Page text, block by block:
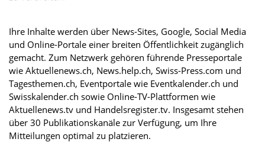
Ihre Inhalte werden über News-Sites, Google, Social Media
und Online-Portale einer breiten Öffentlichkeit zugänglich
gemacht. Zum Netzwerk gehören führende Presseportale
wie Aktuellenews.ch, News.help.ch, Swiss-Press.com und
Tagesthemen.ch, Eventportale wie Eventkalender.ch und
Swisskalender.ch sowie Online-TV-Plattformen wie
Aktuellenews.tv und Handelsregister.tv. Insgesamt stehen
über 30 Publikationskanäle zur Verfügung, um Ihre
Mitteilungen optimal zu platzieren.